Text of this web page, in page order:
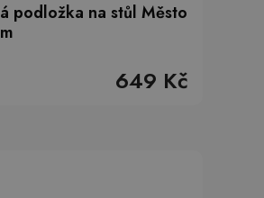
podložka na stůl Město
649 Kč